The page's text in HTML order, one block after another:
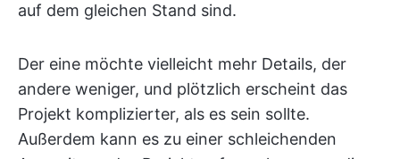
auf dem gleichen Stand sind.
Der eine möchte vielleicht mehr Details, der
andere weniger, und plötzlich erscheint das
Projekt komplizierter, als es sein sollte.
Außerdem kann es zu einer schleichenden